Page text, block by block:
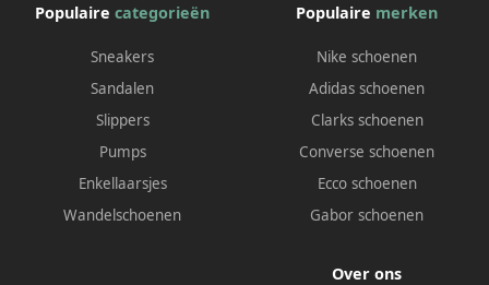
Populaire categorieën
Sneakers
Sandalen
Slippers
Pumps
Enkellaarsjes
Wandelschoenen
Populaire merken
Nike schoenen
Adidas schoenen
Clarks schoenen
Converse schoenen
Ecco schoenen
Gabor schoenen
Over ons